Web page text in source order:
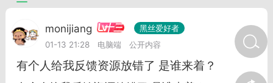
金币/会员充值 商城 签到 任务中心
monijiang 十三
黑丝爱好者
01-13 21:28
电脑端 公开内容
有个人给我反馈资源放错了 是谁来着？